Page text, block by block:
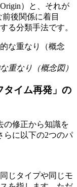
）と、それが
後関係に着目
る分類手法です。
重なり（概念図）
タイム再発」の
の修正から知識を
らに以下の2つのパ
じタイプや同じモ